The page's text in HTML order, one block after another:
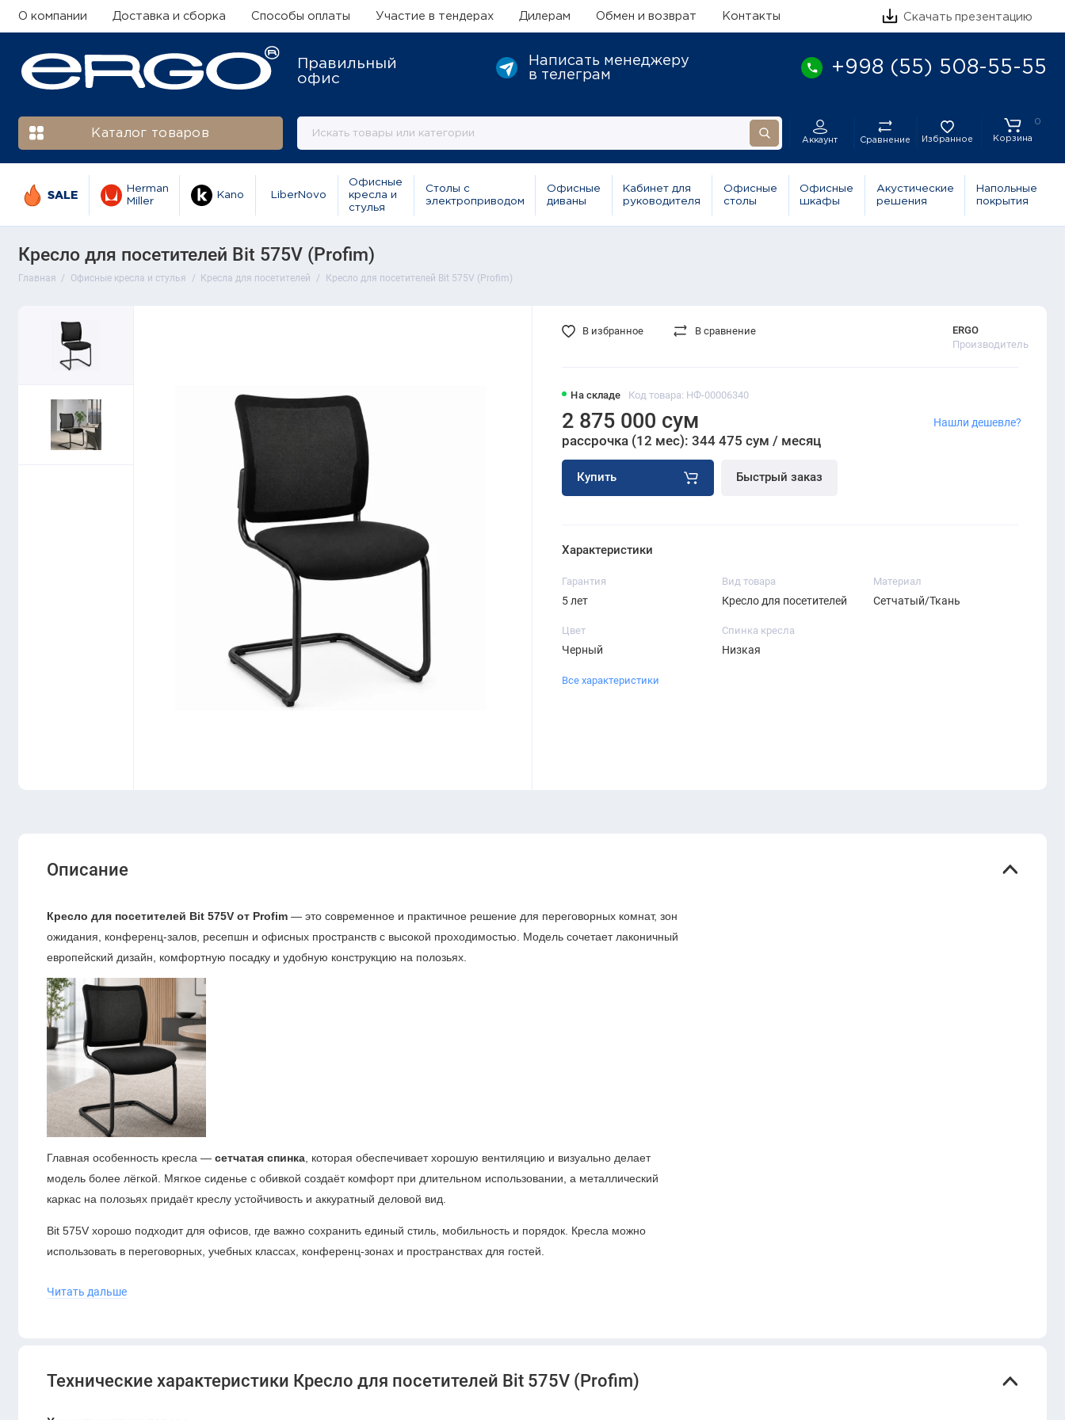
О компании Доставка и сборка Способы оплаты Участие в тендерах Дилерам Обмен и возврат Контакты Скачать презентацию
Правильный
офис
Написать менеджеру
в телеграм
+998 (55) 508-55-55
Каталог товаров
Аккаунт Сравнение Избранное
0
Корзина
SALE
Herman
Miller
Kano LiberNovo
Офисные
кресла и
стулья
Столы с
электроприводом
Офисные
диваны
Кабинет для
руководителя
Офисные
столы
Офисные
шкафы
Акустические
решения
Напольные
покрытия
Кресло для посетителей Bit 575V (Profim)
Главная Офисные кресла и стулья Кресла для посетителей Кресло для посетителей Bit 575V (Profim)
На складе Код товара: НФ-00006340
ERGO
Производитель
2 875 000 сум
рассрочка (12 мес): 344 475 сум / месяц
Купить Быстрый заказ
Нашли дешевле?
В избранное В сравнение
Характеристики
Гарантия
5 лет
Вид товара
Кресло для посетителей
Материал
Сетчатый/Ткань
Цвет
Черный
Спинка кресла
Низкая
Все характеристики
Описание
Кресло для посетителей Bit 575V от Profim — это современное и практичное решение для переговорных комнат, зон
ожидания, конференц-залов, ресепшн и офисных пространств с высокой проходимостью. Модель сочетает лаконичный
европейский дизайн, комфортную посадку и удобную конструкцию на полозьях.
Главная особенность кресла —сетчатая спинка, которая обеспечивает хорошую вентиляцию и визуально делает
модель более лёгкой. Мягкое сиденье с обивкой создаёт комфорт при длительном использовании, а металлический
каркас на полозьях придаёт креслу устойчивость и аккуратный деловой вид.
Bit 575V хорошо подходит для офисов, где важно сохранить единый стиль, мобильность и порядок. Кресла можно
использовать в переговорных, учебных классах, конференц-зонах и пространствах для гостей.
Читать дальше
Технические характеристики Кресло для посетителей Bit 575V (Profim)